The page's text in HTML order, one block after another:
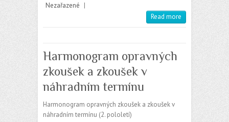
Nezařazené |
Read more
Harmonogram opravných
zkoušek a zkoušek v
náhradním termínu
Harmonogram opravných zkoušek a zkoušek v
náhradním termínu (2. pololetí)